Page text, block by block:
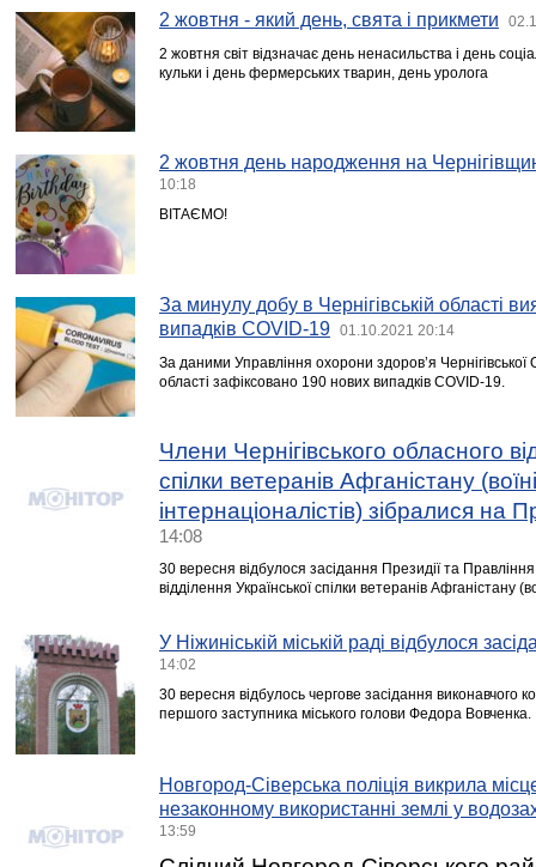
2 жовтня - який день, свята і прикмети
2 жовтня світ відзначає день ненасильства і день
кульки і день фермерських тварин, день уролога
2 жовтня день народження на
10:18
ВІТАЄМО!
За минулу добу в Чернігівській області
випадків COVID-19
01.10.2021 20:14
За даними Управління охорони здоров’я
області зафіксовано 190 нових випадків COVID-19.
Члени Чернігівського обласного
спілки ветеранів Афганістану
інтернаціоналістів) зібралися на
14:08
30 вересня відбулося засідання Президії та Правління
відділення Української спілки ветеранів Афганістану
У Ніжиніській міській раді відбулося
14:02
30 вересня відбулось чергове засідання виконавчого
першого заступника міського голови Федора Вовченка.
Новгород-Сіверська поліція викрила
незаконному використанні землі у
13:59